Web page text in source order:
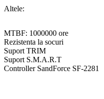
Altele:
MTBF: 1000000 ore
Rezistenta la socuri
Suport TRIM
Suport S.M.A.R.T
Controller SandForce SF-2281